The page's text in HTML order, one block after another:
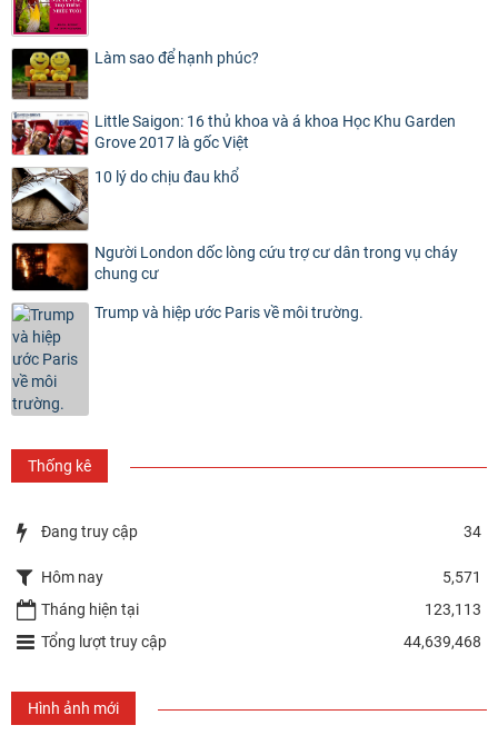
Làm sao để hạnh phúc?
Little Saigon: 16 thủ khoa và á khoa Học Khu Garden
Grove 2017 là gốc Việt
10 lý do chịu đau khổ
Người London dốc lòng cứu trợ cư dân trong vụ cháy
chung cư
Trump và hiệp ước Paris về môi trường.
Thống kê
Đang truy cập 34
Hôm nay
5,571
Tháng hiện tại
123,113
Tổng lượt truy cập
44,639,468
Hình ảnh mới